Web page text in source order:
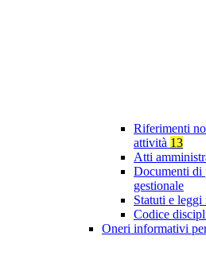
Riferimenti
attività 13
Atti
Documenti di
gestionale
Statuti e leggi
Codice
Oneri informativi